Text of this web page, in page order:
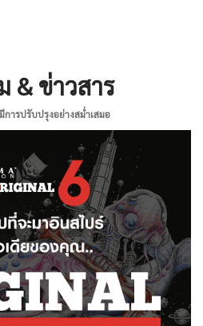
& ข่าวสาร
การปรับปรุงอย่างสม่ำเสมอ